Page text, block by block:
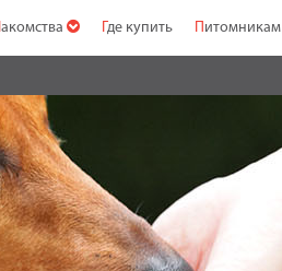
Лакомства Где купить Питомникам